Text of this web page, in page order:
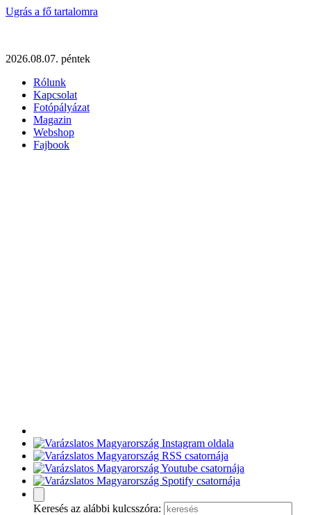
Ugrás a fő tartalomra
2026.08.07. péntek
Rólunk
Kapcsolat
Fotópályázat
Magazin
Webshop
Fajbook
Keresés az alábbi kulcsszóra: